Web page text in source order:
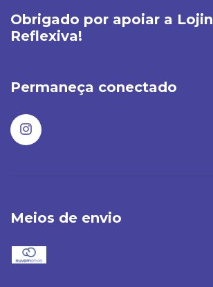
Obrigado por apoiar a
Reflexiva!
Permaneça conectado
Meios de envio